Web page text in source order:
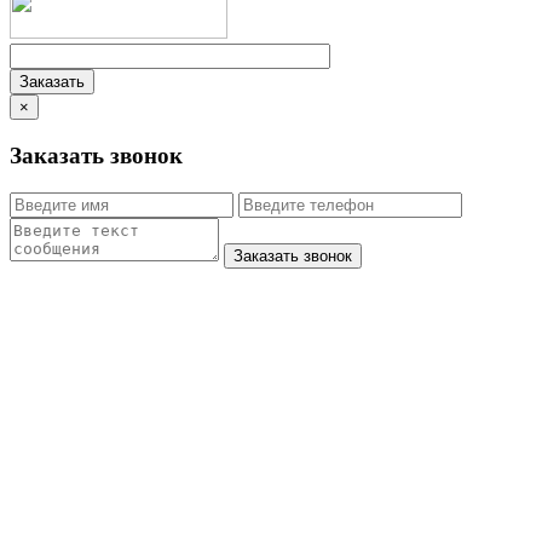
×
Заказать звонок